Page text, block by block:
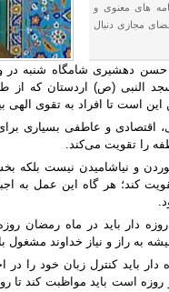
های معنوی و
مجازی دنبال
حسن دهشیری شامگاه شنبه در
النبی (ص) اردستان که
است تا افراد به تقوی الهی
اقتصادی و عاطفی بسیاری
را تقویت می‌کند.
و نیاشامیدن نیست بلکه
کند؛ هر گاه این عمل به
دار باید در ماه رمضان
به راز و نیاز خداوند مشغول
باید کنترل زبان خود را در
است باید مواظبت کند تا